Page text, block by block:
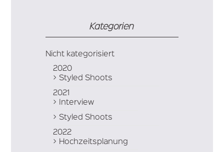
Kategorien
Nicht kategorisiert
2020
Styled Shoots
2021
Interview
Styled Shoots
2022
Hochzeitsplanung